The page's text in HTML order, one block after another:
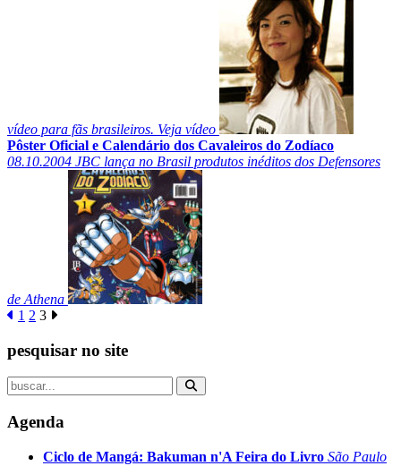
vídeo para fãs brasileiros. Veja vídeo
Pôster Oficial e Calendário dos Cavaleiros do Zodíaco
08.10.2004 JBC lança no Brasil produtos inéditos dos Defensores
de Athena
1 2 3
pesquisar no site
Agenda
Ciclo de Mangá: Bakuman n'A Feira do Livro São Paulo